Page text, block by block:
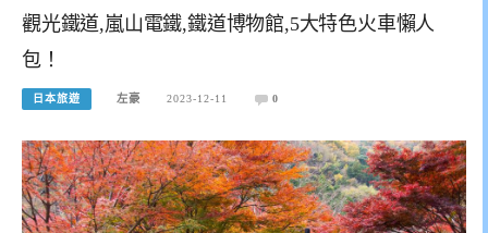
觀光鐵道,嵐山電鐵,鐵道博物館,5大特色火車懶人
包！
日本旅遊 左豪 2023-12-11 0